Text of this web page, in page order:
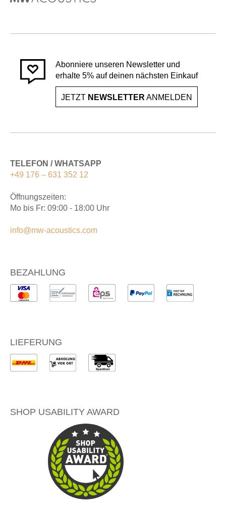
Abonniere unseren Newsletter und
erhalte 5% auf deinen nächsten Einkauf
JETZT NEWSLETTER ANMELDEN
TELEFON / WHATSAPP
+49 176 – 631 352 12
Öffnungszeiten:
Mo bis Fr: 09:00 - 18:00 Uhr
info@mw-acoustics.com
BEZAHLUNG
LIEFERUNG
SHOP USABILITY AWARD